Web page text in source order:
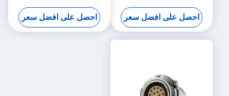
Male And Female With
Customized Cable Assmebly
Manufacturer
احصل على افضل سعر
FGG.2B.319.CLAD
احصل على افضل سعر